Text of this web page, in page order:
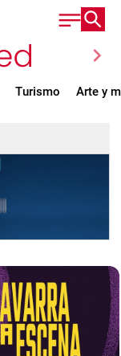
chevron_right
Turismo Arte y